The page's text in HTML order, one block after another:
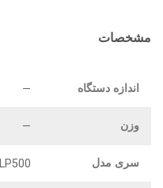
مشخصات
اندازه دستگاه —
وزن —
سری مدل LP500